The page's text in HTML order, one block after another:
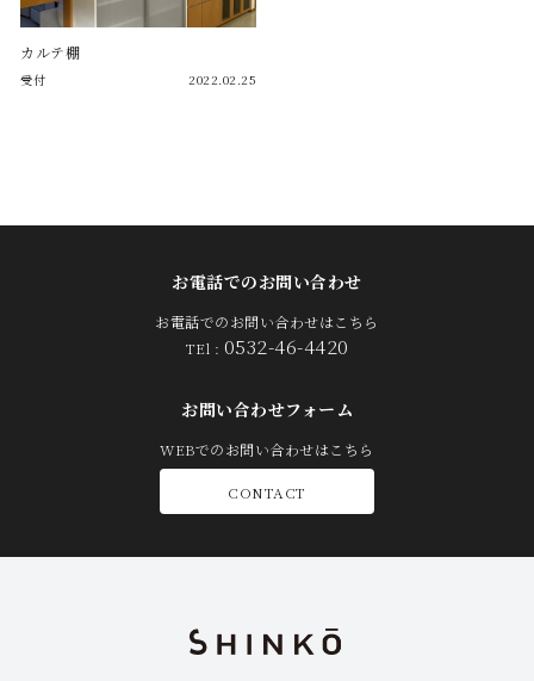
カルテ棚
受付 2022.02.25
お電話でのお問い合わせ
お電話でのお問い合わせはこちら
TEl : 0532-46-4420
お問い合わせフォーム
WEBでのお問い合わせはこちら
CONTACT